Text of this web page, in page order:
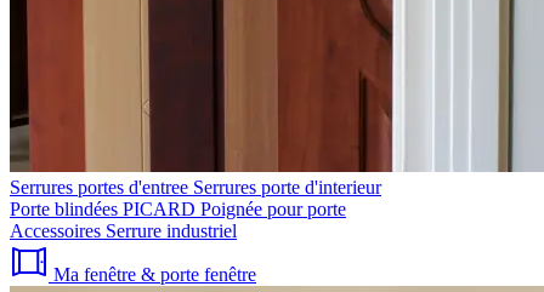
Serrures portes d'entree Serrures porte d'interieur
Porte blindées PICARD Poignée pour porte
Accessoires Serrure industriel
Ma fenêtre & porte fenêtre